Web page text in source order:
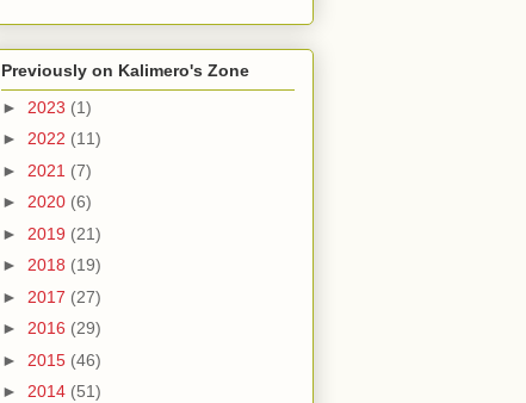
Previously on Kalimero's Zone
► 2023 (1)
► 2022 (11)
► 2021 (7)
► 2020 (6)
► 2019 (21)
► 2018 (19)
► 2017 (27)
► 2016 (29)
► 2015 (46)
► 2014 (51)